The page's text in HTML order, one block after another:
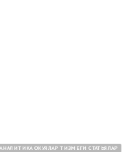
АНАЛИТИКА ОКУЯЛАР ТИЗМЕГИ СТАТЬЯЛАР